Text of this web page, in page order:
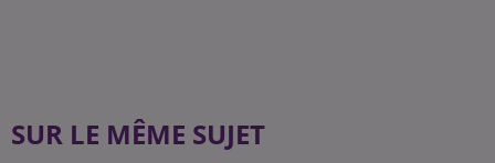
SUR LE MÊME SUJET